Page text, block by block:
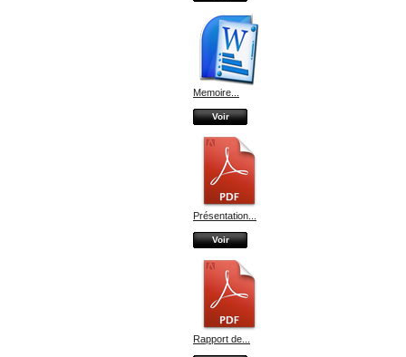
Memoire...
Voir
Présentation...
Voir
Rapport de...